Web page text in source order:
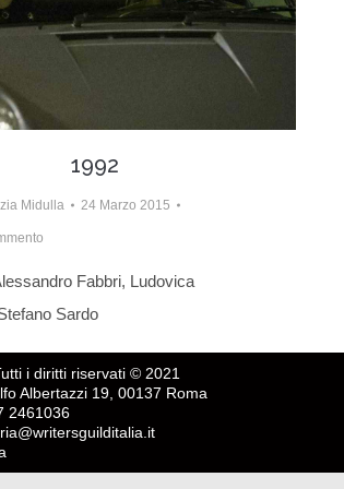
1992
Midulla 24 Marzo 2015
Fabbri, Ludovica
Sardo
i diritti riservati © 2021
Albertazzi 19, 00137 Roma
2461036